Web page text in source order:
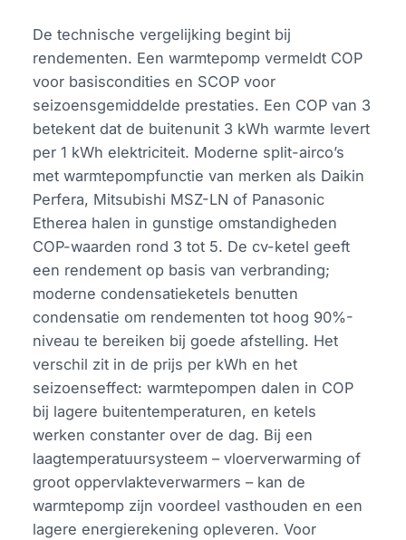
De technische vergelijking begint bij
rendementen. Een warmtepomp vermeldt COP
voor basiscondities en SCOP voor
seizoensgemiddelde prestaties. Een COP van 3
betekent dat de buitenunit 3 kWh warmte levert
per 1 kWh elektriciteit. Moderne split-airco’s
met warmtepompfunctie van merken als Daikin
Perfera, Mitsubishi MSZ-LN of Panasonic
Etherea halen in gunstige omstandigheden
COP-waarden rond 3 tot 5. De cv-ketel geeft
een rendement op basis van verbranding;
moderne condensatieketels benutten
condensatie om rendementen tot hoog 90%-
niveau te bereiken bij goede afstelling. Het
verschil zit in de prijs per kWh en het
seizoenseffect: warmtepompen dalen in COP
bij lagere buitentemperaturen, en ketels
werken constanter over de dag. Bij een
laagtemperatuursysteem – vloerverwarming of
groot oppervlakteverwarmers – kan de
warmtepomp zijn voordeel vasthouden en een
lagere energierekening opleveren. Voor